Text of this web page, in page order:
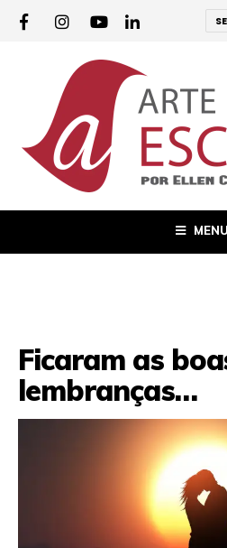
MENU
Ficaram as
lembranças…